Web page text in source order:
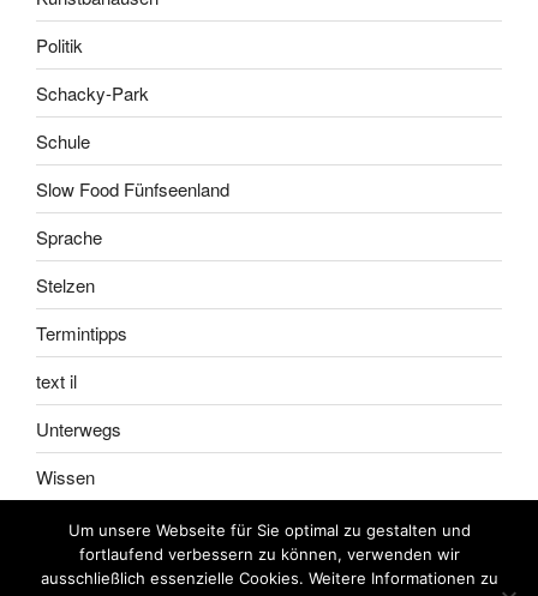
Politik
Schacky-Park
Schule
Slow Food Fünfseenland
Sprache
Stelzen
Termintipps
text il
Unterwegs
Wissen
Um unsere Webseite für Sie optimal zu gestalten und
fortlaufend verbessern zu können, verwenden wir
ausschließlich essenzielle Cookies. Weitere Informationen zu